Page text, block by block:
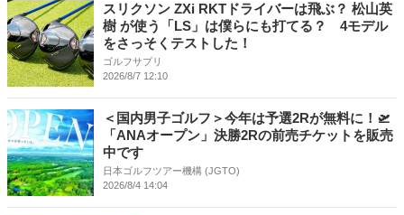
スリクソン ZXi RKTドライバーは飛ぶ？ 松山英
樹 が使う「LS」は僕らにも打てる？ 4モデル
をさっそくテストした！
ゴルフサプリ
2026/8/7 12:10
＜国内男子ゴルフ＞今年は予選2Rが無料に！🛫
「ANAオープン」決勝2Rの前売チケットを販売
中です
日本ゴルフツアー機構 (JGTO)
2026/8/4 14:04